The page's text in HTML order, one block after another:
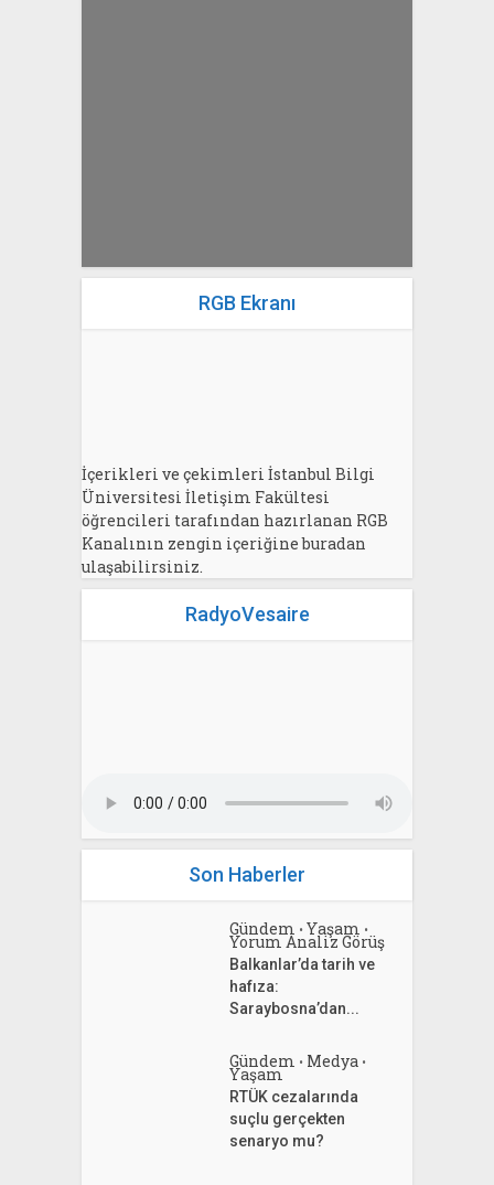
RGB Ekranı
İçerikleri ve çekimleri İstanbul Bilgi
Üniversitesi İletişim Fakültesi
öğrencileri tarafından hazırlanan RGB
Kanalının zengin içeriğine buradan
ulaşabilirsiniz.
RadyoVesaire
Son Haberler
Gündem • Yaşam •
Yorum Analiz Görüş
Balkanlar’da tarih ve
hafıza:
Saraybosna’dan...
Gündem • Medya •
Yaşam
RTÜK cezalarında
suçlu gerçekten
senaryo mu?